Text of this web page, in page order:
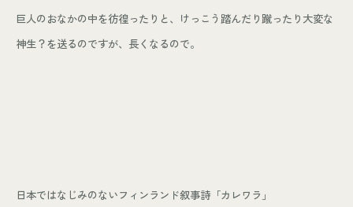
巨人のおなかの中を彷徨ったりと、
けっこう踏んだり蹴ったり大変な
神生？を送るのですが、長くなるので。
日本ではなじみのないフィンランド叙事詩「カレワラ」